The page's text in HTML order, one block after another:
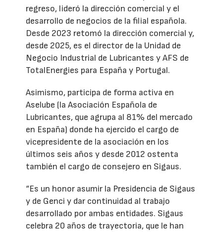
regreso, lideró la dirección comercial y el
desarrollo de negocios de la filial española.
Desde 2023 retomó la dirección comercial y,
desde 2025, es el director de la Unidad de
Negocio Industrial de Lubricantes y AFS de
TotalEnergies para España y Portugal.
Asimismo, participa de forma activa en
Aselube (la Asociación Española de
Lubricantes, que agrupa al 81% del mercado
en España) donde ha ejercido el cargo de
vicepresidente de la asociación en los
últimos seis años y desde 2012 ostenta
también el cargo de consejero en Sigaus.
“Es un honor asumir la Presidencia de Sigaus
y de Genci y dar continuidad al trabajo
desarrollado por ambas entidades. Sigaus
celebra 20 años de trayectoria, que le han